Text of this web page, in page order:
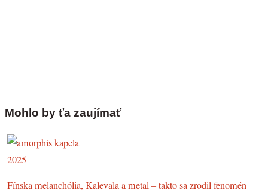
Mohlo by ťa zaujímať
Fínska melanchólia, Kalevala a metal – takto sa zrodil fenomén